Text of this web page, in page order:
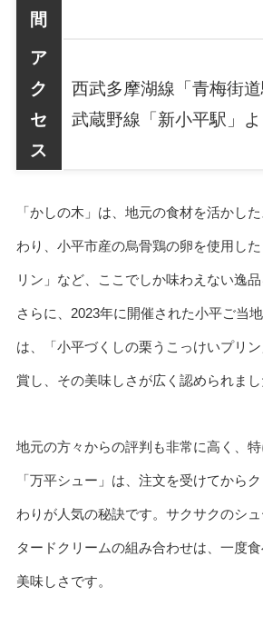
間
ア
ク
セ
ス
西武多摩湖線「青梅街
武蔵野線「新小平駅」
「かしの木」は、地元の食材を活かし
わり、小平市産の烏骨鶏の卵を使用し
リン」など、ここでしか味わえない逸品
さらに、2023年に開催された小平ご当
は、「小平づくしの栗うこっけいプリ
賞し、その美味しさが広く認められまし
地元の方々からの評判も非常に高く、
「万平シュー」は、注文を受けてから
わりが人気の秘訣です。サクサクのシ
タードクリームの組み合わせは、一度
美味しさです。